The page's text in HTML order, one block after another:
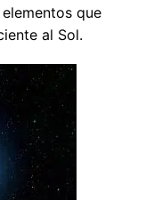
que
al Sol.